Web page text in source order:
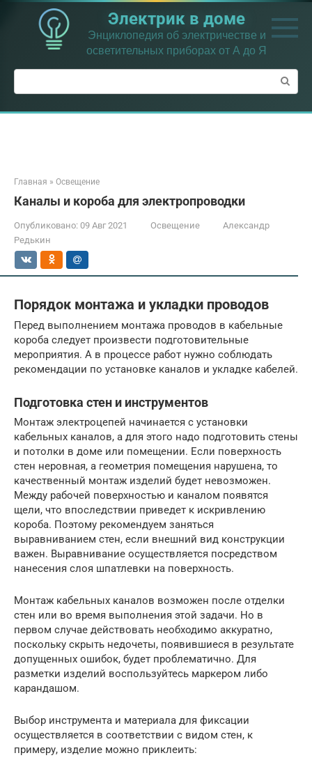
Перейти
контенту
Электрик в доме
Энциклопедия об электричестве и
осветительных приборах от А до Я
Поиск:
Главная » Освещение
Каналы и короба для электропроводки
Опубликовано: 09 Авг 2021 Освещение
Александр
Редькин
Порядок монтажа и укладки проводов
Перед выполнением монтажа проводов в кабельные
короба следует произвести подготовительные
мероприятия. А в процессе работ нужно соблюдать
рекомендации по установке каналов и укладке кабелей.
Подготовка стен и инструментов
Монтаж электроцепей начинается с установки
кабельных каналов, а для этого надо подготовить стены
и потолки в доме или помещении. Если поверхность
стен неровная, а геометрия помещения нарушена, то
качественный монтаж изделий будет невозможен.
Между рабочей поверхностью и каналом появятся
щели, что впоследствии приведет к искривлению
короба. Поэтому рекомендуем заняться
выравниванием стен, если внешний вид конструкции
важен. Выравнивание осуществляется посредством
нанесения слоя шпатлевки на поверхность.
Монтаж кабельных каналов возможен после отделки
стен или во время выполнения этой задачи. Но в
первом случае действовать необходимо аккуратно,
поскольку скрыть недочеты, появившиеся в результате
допущенных ошибок, будет проблематично. Для
разметки изделий воспользуйтесь маркером либо
карандашом.
Выбор инструмента и материала для фиксации
осуществляется в соответствии с видом стен, к
примеру, изделие можно приклеить: